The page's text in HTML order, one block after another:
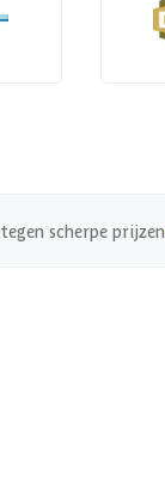
tegen scherpe prijzen